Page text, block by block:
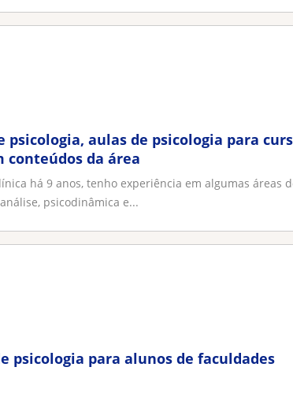
psicologia, aulas de psicologia para
conteúdos da área
há 9 anos, tenho experiência em algumas áreas
psicodinâmica e...
psicologia para alunos de faculdades